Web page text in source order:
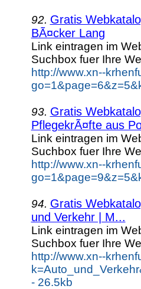
92. Gratis
BÃ¤cker Lang
Link eintragen im
Suchbox fuer Ihre
http://www.xn--
93. Gratis
PflegekrÃ¤fte aus
Link eintragen im
Suchbox fuer Ihre
http://www.xn--
94. Gratis
und Verkehr | M...
Link eintragen im
Suchbox fuer Ihre
http://www.xn--
- 26.5kb